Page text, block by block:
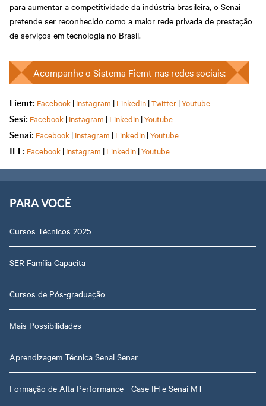
para aumentar a competitividade da indústria brasileira, o Senai
pretende ser reconhecido como a maior rede privada de prestação
de serviços em tecnologia no Brasil.
Acompanhe o Sistema Fiemt nas redes sociais:
Fiemt: Facebook | Instagram | Linkedin |Twitter |Youtube
Sesi: Facebook | Instagram | Linkedin |Youtube
Senai: Facebook | Instagram | Linkedin |Youtube
IEL: Facebook | Instagram | Linkedin |Youtube
PARA VOCÊ
Cursos Técnicos 2025
SER Família Capacita
Cursos de Pós-graduação
Mais Possibilidades
Aprendizagem Técnica Senai Senar
Formação de Alta Performance - Case IH e Senai MT